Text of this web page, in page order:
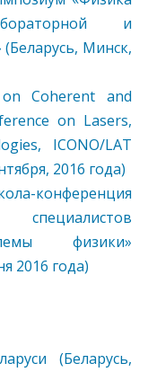
и
Минск,
Coherent and
on Lasers,
ICONO/LAT
2016 года)
конференция
физики»
2016 года)
(Беларусь,